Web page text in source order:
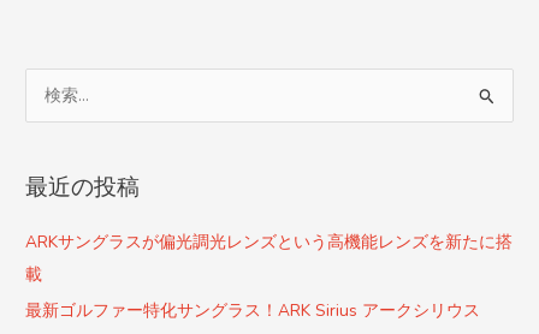
象
最近の投稿
ARKサングラスが偏光調光レンズという高機能レンズを新たに搭
載
最新ゴルファー特化サングラス！ARK Sirius アークシリウス